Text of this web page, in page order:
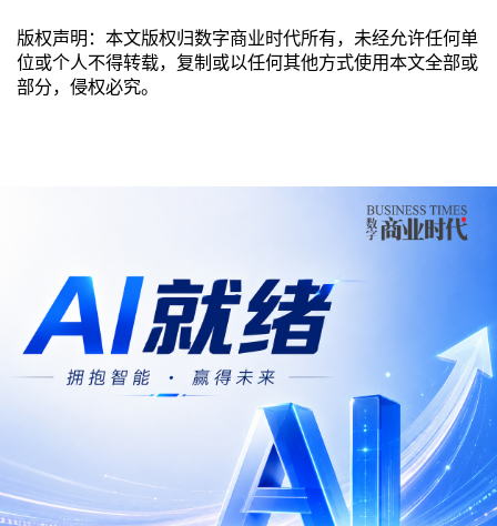
版权声明：本文版权归数字商业时代所有，未经允许任何单
位或个人不得转载，复制或以任何其他方式使用本文全部或
部分，侵权必究。